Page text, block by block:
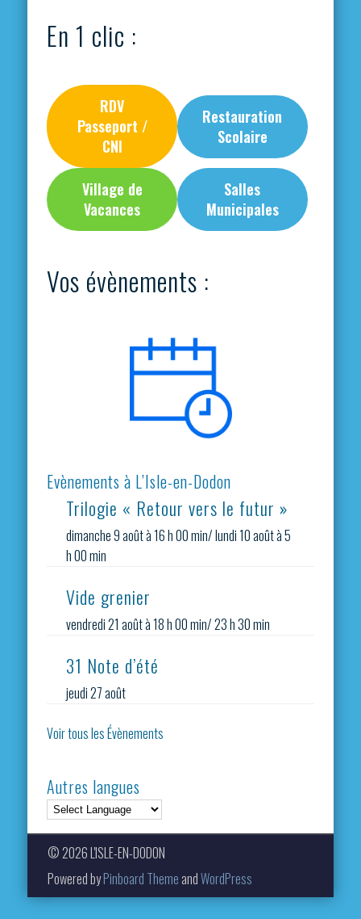
En 1 clic :
RDV
Passeport /
CNI
Restauration
Scolaire
Village de
Vacances
Salles
Municipales
Vos évènements :
Evènements à L’Isle-en-Dodon
Trilogie « Retour vers le futur »
dimanche 9 août à 16 h 00 min/lundi 10 août à 5
h 00 min
Vide grenier
vendredi 21 août à 18 h 00 min/23 h 30 min
31 Note d’été
jeudi 27 août
Voir tous les Évènements
Autres langues
© 2026 L'ISLE-EN-DODON
Powered byPinboard Theme andWordPress